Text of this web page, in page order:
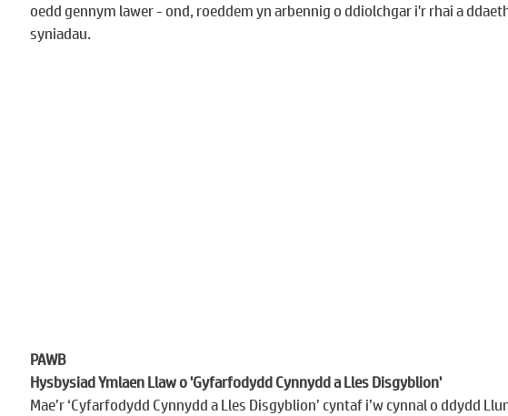
oedd gennym lawer - ond, roeddem yn arbennig o ddiolchgar i'r rhai a
syniadau.
PAWB
Hysbysiad Ymlaen Llaw o 'Gyfarfodydd Cynnydd a Lles Disgyblion'
Mae’r ‘Cyfarfodydd Cynnydd a Lles Disgyblion’ cyntaf i’w cynnal o ddydd